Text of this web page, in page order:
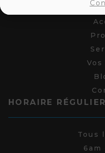
HORAIRE RÉGULIER
Tous
6am